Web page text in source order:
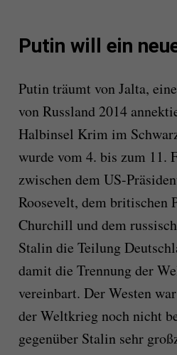
Putin will ein
Putin träumt von Jalta,
von Russland 2014
Halbinsel Krim im
wurde vom 4. bis zum 11.
zwischen dem US-
Roosevelt, dem britischen
Churchill und dem
Stalin die Teilung
damit die Trennung der
vereinbart. Der Westen
der Weltkrieg noch nicht
gegenüber Stalin sehr